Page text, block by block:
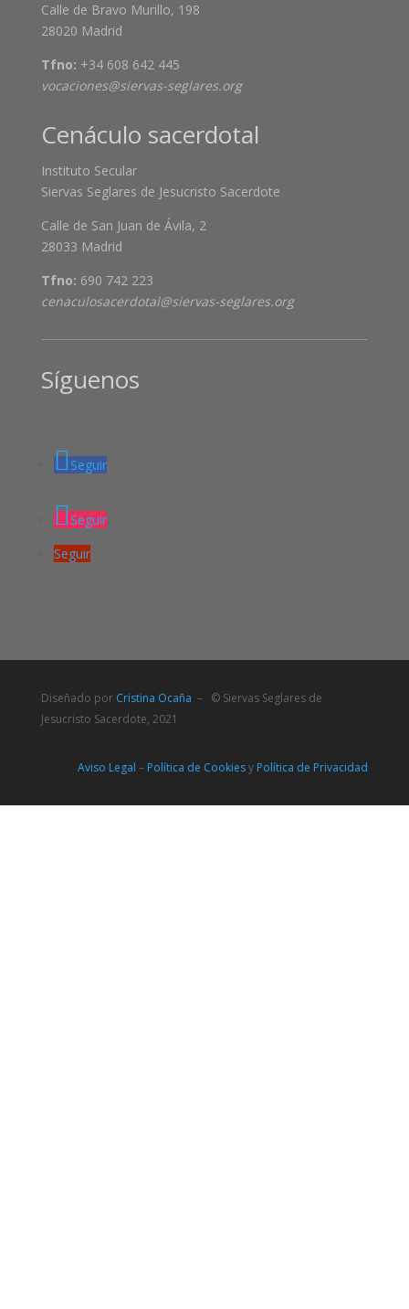
Calle de Bravo Murillo, 198
28020 Madrid
Tfno: +34 608 642 445
vocaciones@siervas-seglares.org
Cenáculo sacerdotal
Instituto Secular
Siervas Seglares de Jesucristo Sacerdote
Calle de San Juan de Ávila, 2
28033 Madrid
Tfno: 690 742 223
cenaculosacerdotal@siervas-seglares.org
Síguenos
Seguir
Seguir
Seguir
Diseñado por Cristina Ocaña – © Siervas Seglares de
Jesucristo Sacerdote, 2021
Aviso Legal – Política de Cookiesy Política de Privacidad